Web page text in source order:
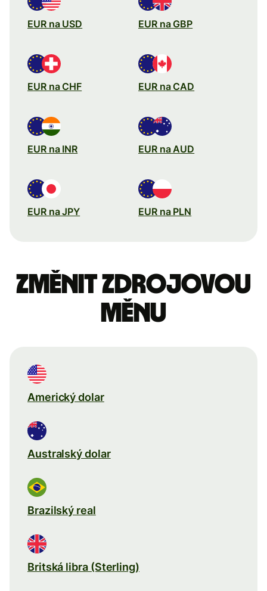
EUR na USD EUR na GBP
EUR na CHF EUR na CAD
EUR na INR EUR na AUD
EUR na JPY EUR na PLN
Změnit zdrojovou
měnu
Americký dolar
Australský dolar
Brazilský real
Britská libra (Sterling)